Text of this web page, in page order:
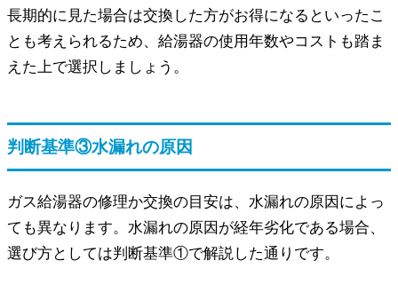
長期的に見た場合は交換した方がお得になるといったこ
とも考えられるため、給湯器の使用年数やコストも踏ま
えた上で選択しましょう。
判断基準③水漏れの原因
ガス給湯器の修理か交換の目安は、水漏れの原因によっ
ても異なります。水漏れの原因が経年劣化である場合、
選び方としては判断基準①で解説した通りです。